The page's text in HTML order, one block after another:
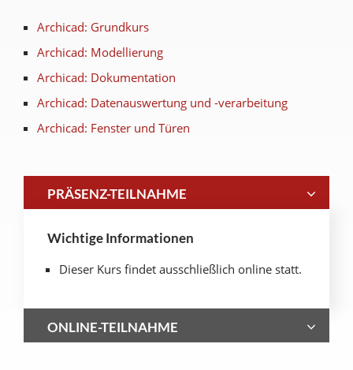
Archicad: Grundkurs
Archicad: Modellierung
Archicad: Dokumentation
Archicad: Datenauswertung und -verarbeitung
Archicad: Fenster und Türen
PRÄSENZ-TEILNAHME
Wichtige Informationen
Dieser Kurs findet ausschließlich online statt.
ONLINE-TEILNAHME